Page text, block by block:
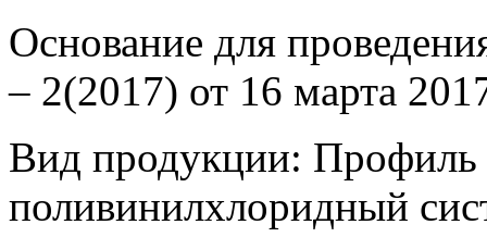
Основание для
– 2(2017) от 16 марта
Вид продукции:
поливинилхлоридный